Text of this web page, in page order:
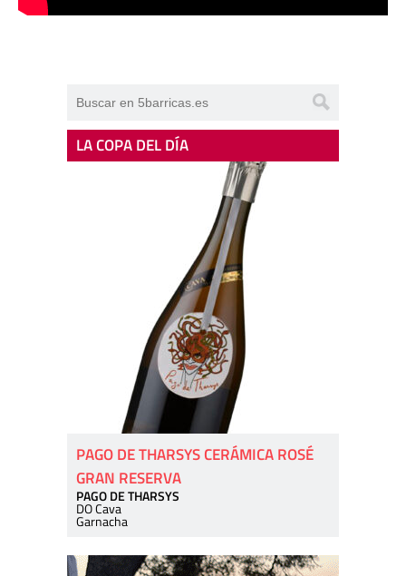
LA COPA DEL DÍA
PAGO DE THARSYS CERÁMICA ROSÉ
GRAN RESERVA
PAGO DE THARSYS
DO Cava
Garnacha